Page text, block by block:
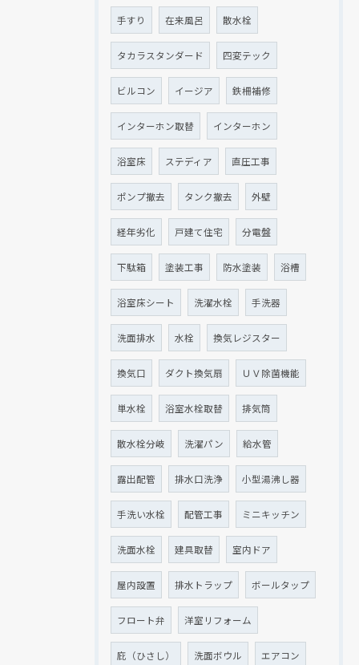
手すり 在来風呂 散水栓
タカラスタンダード 四変テック
ビルコン イージア 鉄柵補修
インターホン取替 インターホン
浴室床 ステディア 直圧工事
ポンプ撤去 タンク撤去 外壁
経年劣化 戸建て住宅 分電盤
下駄箱 塗装工事 防水塗装 浴槽
浴室床シート 洗濯水栓 手洗器
洗面排水 水栓 換気レジスター
換気口 ダクト換気扇 ＵＶ除菌機能
単水栓 浴室水栓取替 排気筒
散水栓分岐 洗濯パン 給水管
露出配管 排水口洗浄 小型湯沸し器
手洗い水栓 配管工事 ミニキッチン
洗面水栓 建具取替 室内ドア
屋内設置 排水トラップ ボールタップ
フロート弁 洋室リフォーム
庇（ひさし） 洗面ボウル エアコン